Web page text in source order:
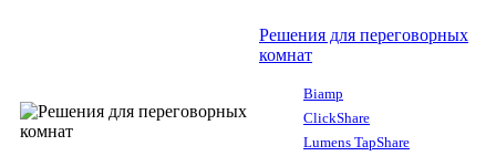
Решения для переговорных
комнат
Biamp
ClickShare
Lumens TapShare